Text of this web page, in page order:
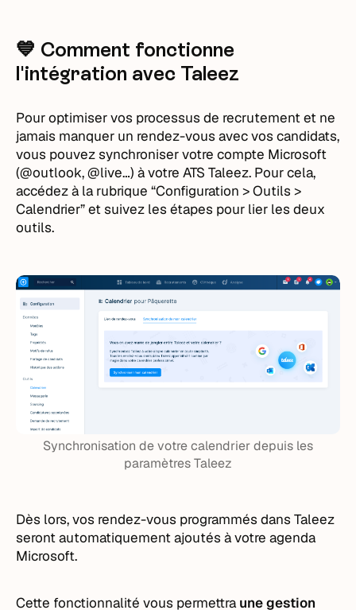
💙 Comment fonctionne
l'intégration avec Taleez
Pour optimiser vos processus de recrutement et ne
jamais manquer un rendez-vous avec vos candidats,
vous pouvez synchroniser votre compte Microsoft
(@outlook, @live…) à votre ATS Taleez. Pour cela,
accédez à la rubrique “Configuration > Outils >
Calendrier” et suivez les étapes pour lier les deux
outils.
Synchronisation de votre calendrier depuis les
paramètres Taleez
Dès lors, vos rendez-vous programmés dans Taleez
seront automatiquement ajoutés à votre agenda
Microsoft.
Cette fonctionnalité vous permettraune gestion